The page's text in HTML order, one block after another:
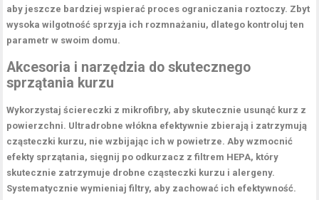
aby jeszcze bardziej wspierać proces ograniczania roztoczy. Zbyt
wysoka wilgotność sprzyja ich rozmnażaniu, dlatego kontroluj ten
parametr w swoim domu.
Akcesoria i narzędzia do skutecznego
sprzątania kurzu
Wykorzystajściereczki z mikrofibry, aby skutecznie usunąć kurz z
powierzchni. Ultradrobne włókna efektywnie zbierają i zatrzymują
cząsteczki kurzu, nie wzbijając ich w powietrze. Aby wzmocnić
efekty sprzątania, sięgnij po odkurzacz z filtrem HEPA, który
skutecznie zatrzymuje drobne cząsteczki kurzu i alergeny.
Systematycznie wymieniaj filtry, aby zachować ich efektywność.